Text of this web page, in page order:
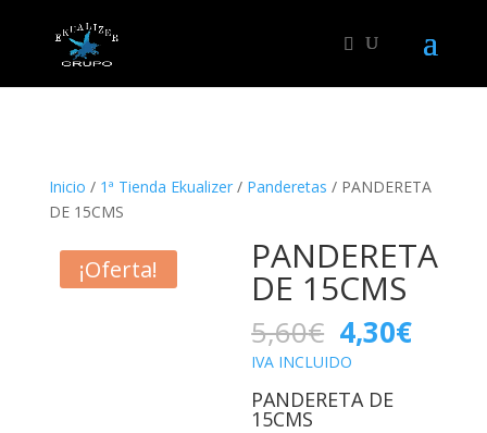
Inicio / 1ª Tienda Ekualizer/ Panderetas / PANDERETA
DE 15CMS
¡Oferta! PANDERETA
DE 15CMS
5,60€ El
precio
original
era:
4,30€El
IVA INCLUIDO
PANDERETA DE
15CMS